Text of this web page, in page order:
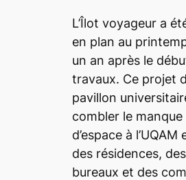
L’Îlot voyageur a
en plan au
un an après le
travaux. Ce projet
pavillon
combler le manque
d’espace à
des résidences, des
bureaux et des